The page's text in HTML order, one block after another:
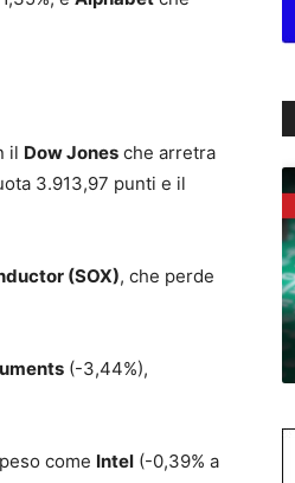
il Dow Jones che arretra
3.913,97 punti e il
(SOX), che perde
(-3,44%),
come Intel (-0,39% a